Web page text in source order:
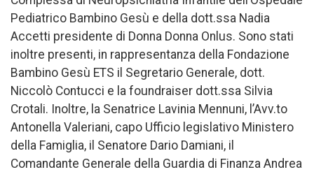
Pediatrico Bambino Gesù e della dott.ssa Nadia
Accetti presidente di Donna Donna Onlus. Sono stati
inoltre presenti, in rappresentanza della Fondazione
Bambino Gesù ETS il Segretario Generale, dott.
Niccolò Contucci e la foundraiser dott.ssa Silvia
Crotali. Inoltre, la Senatrice Lavinia Mennuni, l’Avv.to
Antonella Valeriani, capo Ufficio legislativo Ministero
della Famiglia, il Senatore Dario Damiani, il
Comandante Generale della Guardia di Finanza Andrea